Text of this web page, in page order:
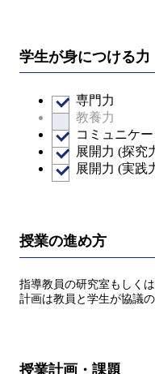
学生が身につける力
専門力
教養力
コミュニケ
展開力 (探究
展開力 (実践
授業の進め方
指導教員の研究室もしく
計画は教員と学生が協議の
授業計画・課題